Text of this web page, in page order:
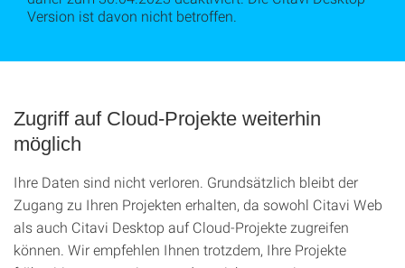
Version ist davon nicht betroffen.
Zugriff auf Cloud-Projekte weiterhin
möglich
Ihre Daten sind nicht verloren. Grundsätzlich bleibt der
Zugang zu Ihren Projekten erhalten, da sowohl Citavi Web
als auch Citavi Desktop auf Cloud-Projekte zugreifen
können. Wir empfehlen Ihnen trotzdem, Ihre Projekte